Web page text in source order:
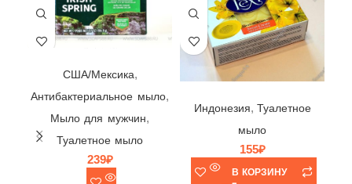
США/Мексика,
Антибактериальное мыло,
Мыло для мужчин,
Туалетное мыло
239₽
Индонезия, Туалетное
мыло
155₽
В КОРЗИНУ